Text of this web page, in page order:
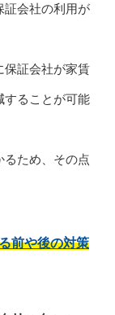
証会社の利用が
保証会社が家賃
することが可能
るため、その点
前や後の対策